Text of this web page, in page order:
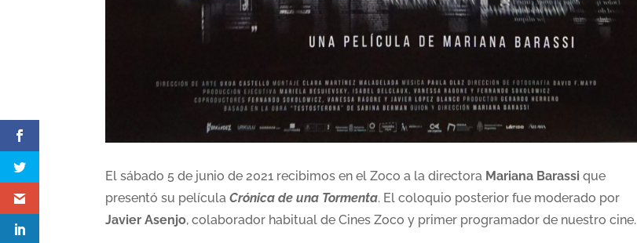
El sábado 5 de junio de 2021 recibimos en el Zoco a la directora Mariana Barassi que
presentó su películaCrónica de una Tormenta. El coloquio posterior fue moderado por
Javier Asenjo, colaborador habitual de Cines Zoco y primer programador de nuestro cine.